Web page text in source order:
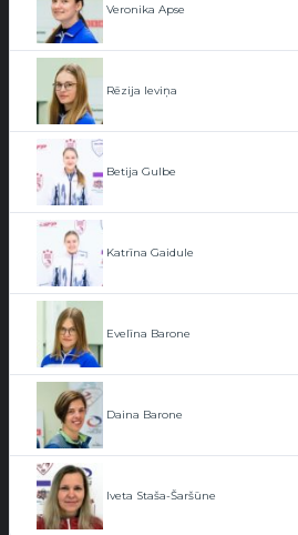
Veronika Apse
Rēzija Ieviņa
Betija Gulbe
Katrīna Gaidule
Evelīna Barone
Daina Barone
Iveta Staša-Šaršūne